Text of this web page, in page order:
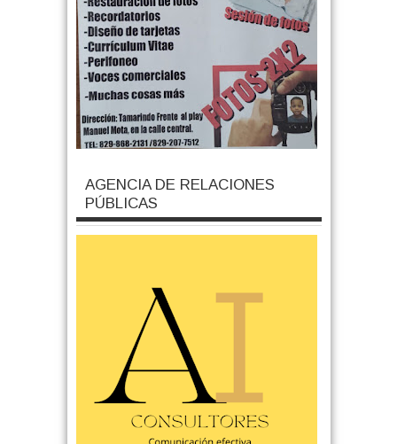
AGENCIA DE RELACIONES
PÚBLICAS